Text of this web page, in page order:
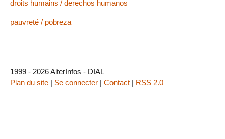
droits humains / derechos humanos
pauvreté / pobreza
1999 - 2026 AlterInfos - DIAL
Plan du site | Se connecter | Contact | RSS 2.0